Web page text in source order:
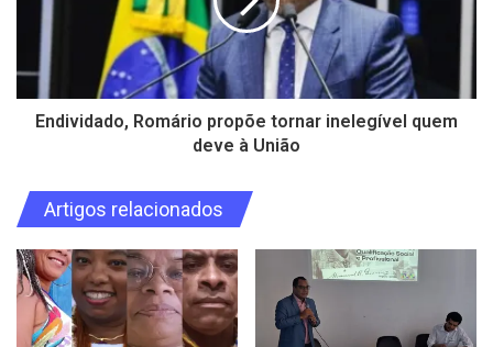
Endividado, Romário propõe tornar inelegível quem
deve à União
Artigos relacionados